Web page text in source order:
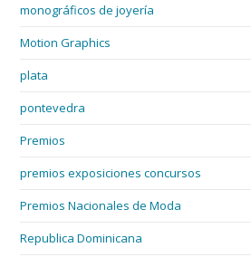
monográficos de joyería
Motion Graphics
plata
pontevedra
Premios
premios exposiciones concursos
Premios Nacionales de Moda
Republica Dominicana